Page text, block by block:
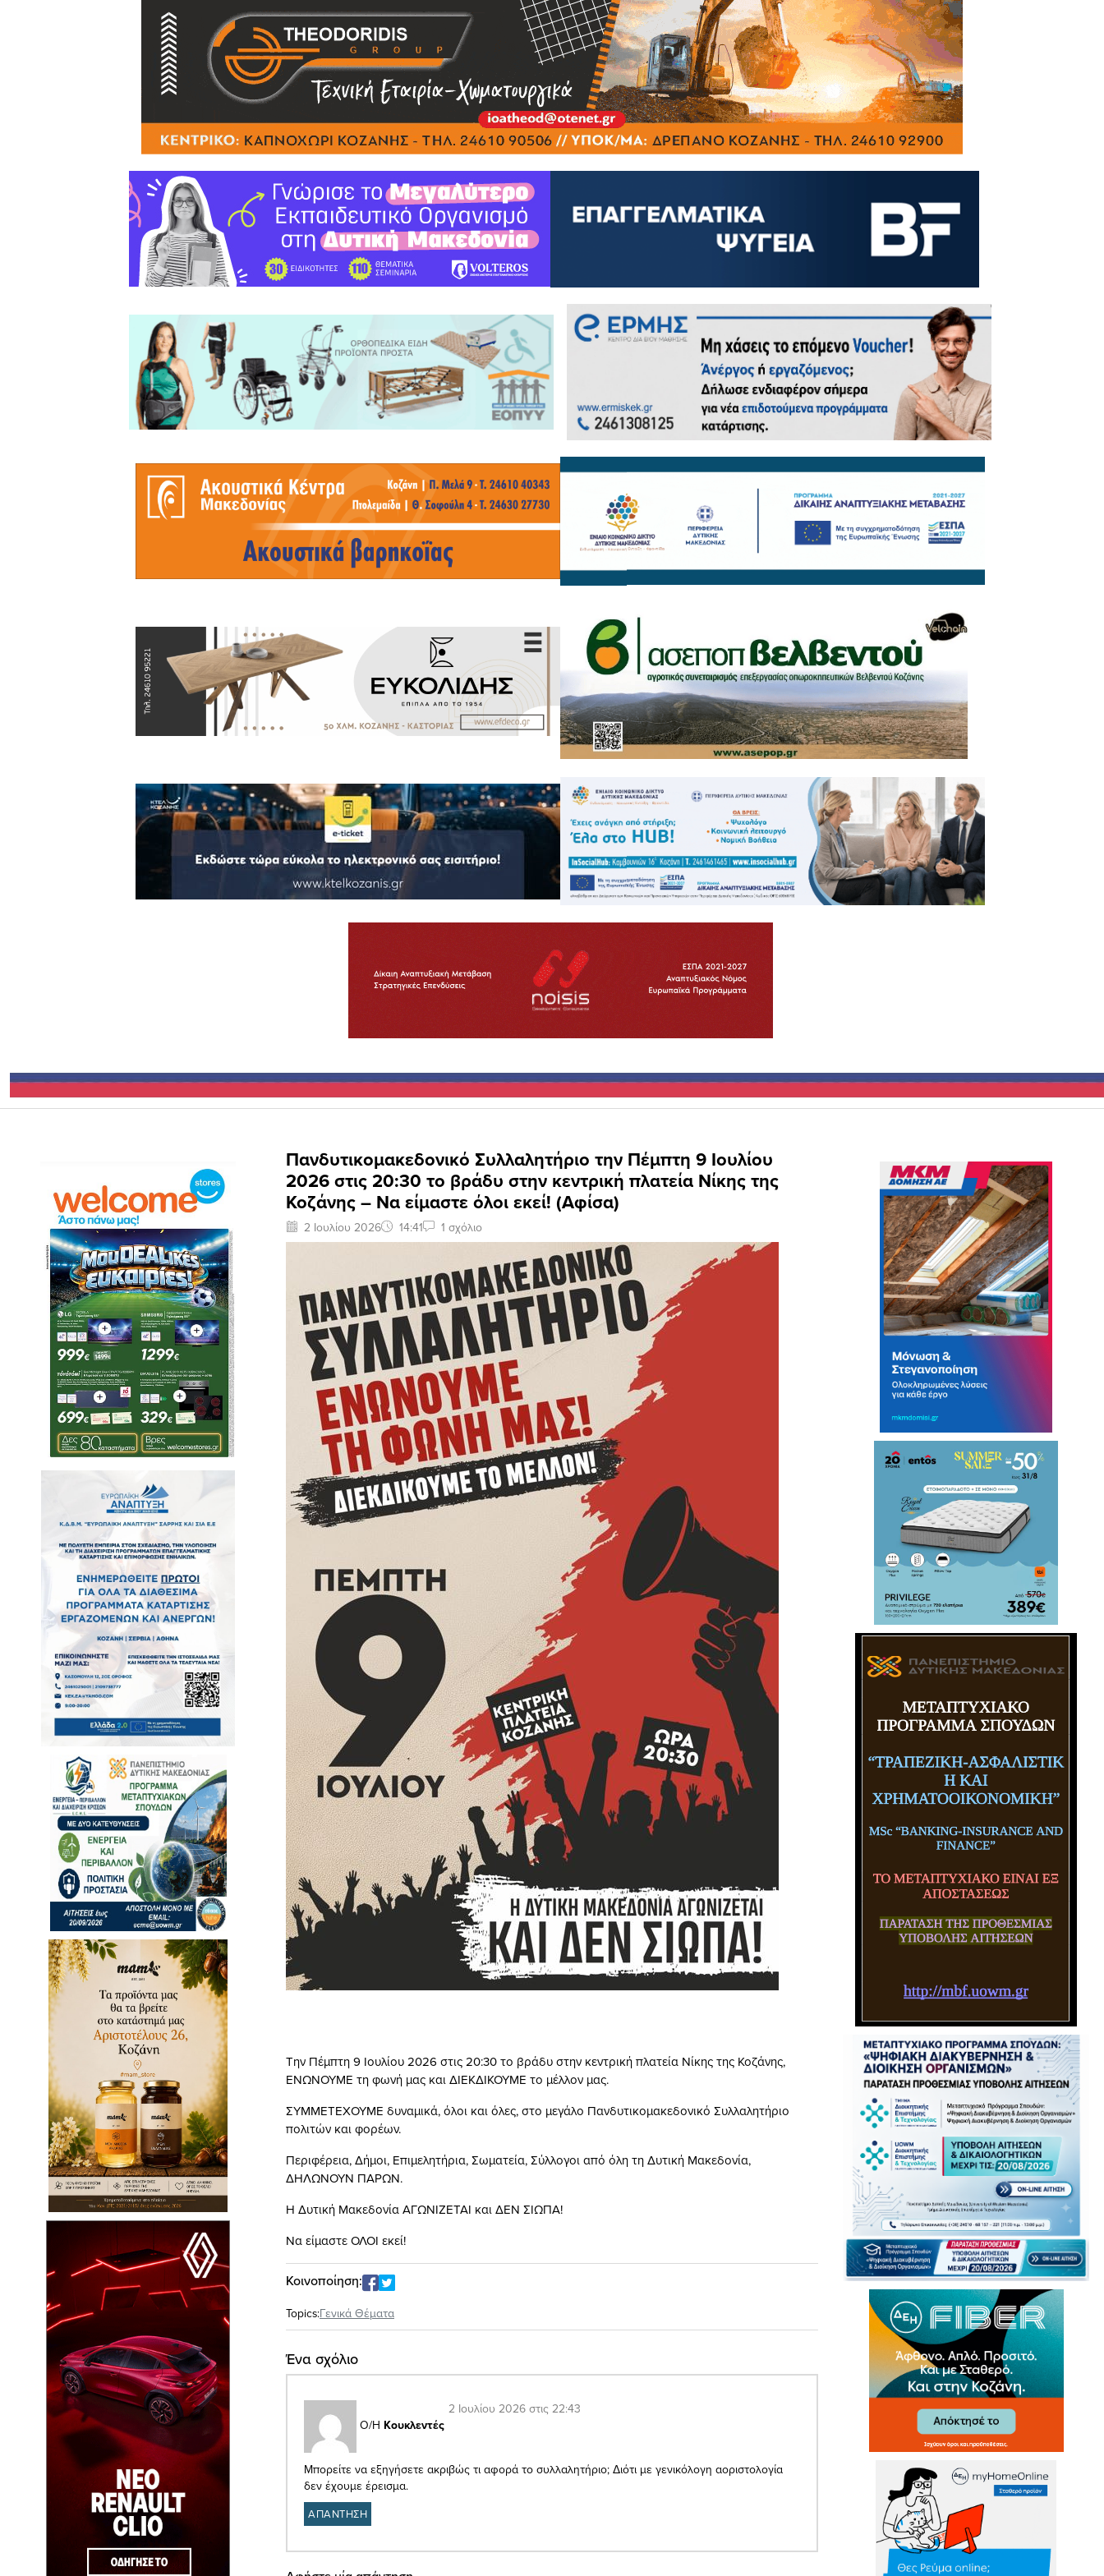
Πανδυτικομακεδονικό Συλλαλητήριο την Πέμπτη 9 Ιουλίου
2026 στις 20:30 το βράδυ στην κεντρική πλατεία Νίκης της
Κοζάνης – Να είμαστε όλοι εκεί! (Αφίσα)
2 Ιουλίου 2026 14:41 1 σχόλιο
Την Πέμπτη 9 Ιουλίου 2026 στις 20:30 το βράδυ στην κεντρική πλατεία Νίκης της Κοζάνης,
ΕΝΩΝΟΥΜΕ τη φωνή μας και ΔΙΕΚΔΙΚΟΥΜΕ το μέλλον μας.
ΣΥΜΜΕΤΕΧΟΥΜΕ δυναμικά, όλοι και όλες, στο μεγάλο Πανδυτικομακεδονικό Συλλαλητήριο
πολιτών και φορέων.
Περιφέρεια, Δήμοι, Επιμελητήρια, Σωματεία, Σύλλογοι από όλη τη Δυτική Μακεδονία,
ΔΗΛΩΝΟΥΝ ΠΑΡΩΝ.
Η Δυτική Μακεδονία ΑΓΩΝΙΖΕΤΑΙ και ΔΕΝ ΣΙΩΠΑ!
Να είμαστε ΟΛΟΙ εκεί!
Κοινοποίηση:
Topics:Γενικά Θέματα
Ένα σχόλιο
Ο/Η Κουκλεντές
2 Ιουλίου 2026 στις 22:43
Μπορείτε να εξηγήσετε ακριβώς τι αφορά το συλλαλητήριο; Διότι με γενικόλογη αοριστολογία
δεν έχουμε έρεισμα.
ΑΠΑΝΤΗΣΗ